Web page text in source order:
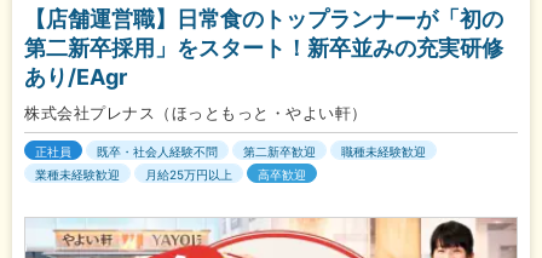
【店舗運営職】日常食のトップランナーが「初の
第二新卒採用」をスタート！新卒並みの充実研修
あり/EAgr
株式会社プレナス（ほっともっと・やよい軒）
正社員 既卒・社会人経験不問 第二新卒歓迎
職種未経験歓迎
業種未経験歓迎
月給25万円以上 高卒歓迎